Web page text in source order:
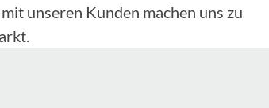
unseren Kunden machen uns zu